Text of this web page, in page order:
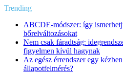
Trending
ABCDE‑módszer: így
bőrelváltozásokat
Nem csak fáradtság:
figyelmen kívül hagynak
Az egész érrendszer egy
állapotfelmérés?